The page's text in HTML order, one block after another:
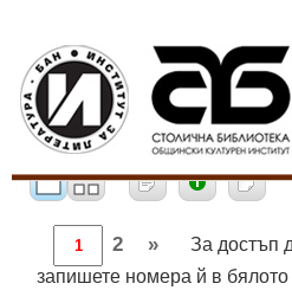
2 »
За достъп
запишете номера й в